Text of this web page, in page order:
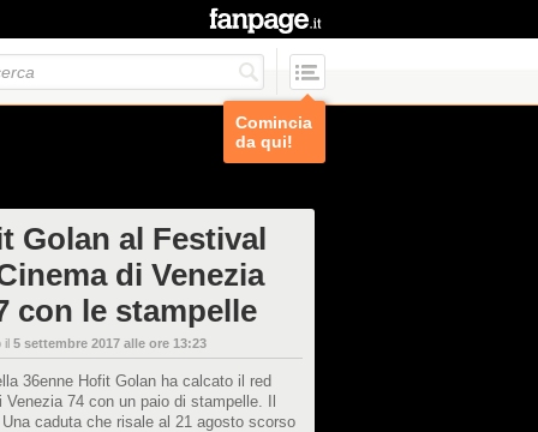
Comincia
da qui!
Golan al Festival
di Venezia
con le stampelle
il 5 settembre 2017 alle ore 13:23
36enne Hofit Golan ha calcato il red
Venezia 74 con un paio di stampelle. Il
caduta che risale al 21 agosto scorso